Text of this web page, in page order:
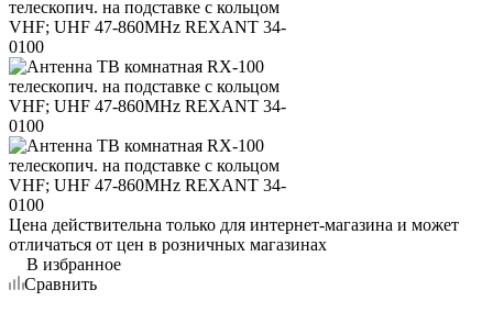
Цена действительна только для интернет-магазина и может
отличаться от цен в розничных магазинах
В избранное
Сравнить